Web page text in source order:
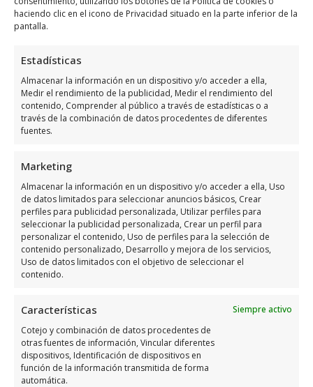
haciendo clic en el icono de Privacidad situado en la parte inferior de la
pantalla.
Estadísticas
Almacenar la información en un dispositivo y/o acceder a ella,
Medir el rendimiento de la publicidad, Medir el rendimiento del
contenido, Comprender al público a través de estadísticas o a
través de la combinación de datos procedentes de diferentes
fuentes.
Marketing
Almacenar la información en un dispositivo y/o acceder a ella, Uso
de datos limitados para seleccionar anuncios básicos, Crear
perfiles para publicidad personalizada, Utilizar perfiles para
seleccionar la publicidad personalizada, Crear un perfil para
personalizar el contenido, Uso de perfiles para la selección de
contenido personalizado, Desarrollo y mejora de los servicios,
Uso de datos limitados con el objetivo de seleccionar el
contenido.
Características
Siempre activo
Cotejo y combinación de datos procedentes de
otras fuentes de información, Vincular diferentes
dispositivos, Identificación de dispositivos en
función de la información transmitida de forma
automática.
Jueves
Abierto 24 horas
Sábado
Domingo
Abierto 24 horas
Opiniones y información
Tst Grupoes una empresa ubicada en C.
Santos Abdón y Senén, 5, 03160 Almoradí,
Alicante, España, especializada en la
reparación de sistemas de seguridad. Con
una valoración de 3,8basada en4 opiniones
demuestran su compromiso con la calidad y
profesionalismo los convierten en una
excelente opción para quienes buscan
soluciones confiables en el área de
seguridad.